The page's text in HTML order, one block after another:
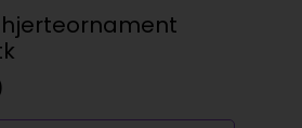
hjerteornament